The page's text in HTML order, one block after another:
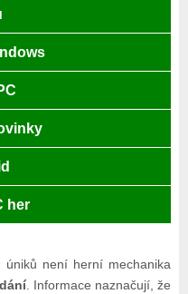
her
úniků není herní mechanika
. Informace naznačují, že